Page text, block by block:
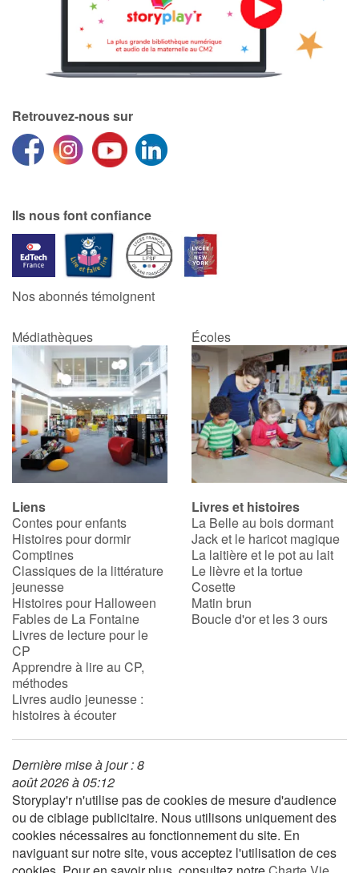
Retrouvez-nous sur
Ils nous font confiance
Nos abonnés témoignent
Médiathèques Écoles
Liens
Contes pour enfants
Histoires pour dormir
Comptines
Classiques de la littérature
jeunesse
Histoires pour Halloween
Fables de La Fontaine
Livres de lecture pour le
CP
Apprendre à lire au CP,
méthodes
Livres audio jeunesse :
histoires à écouter
Livres et histoires
La Belle au bois dormant
Jack et le haricot magique
La laitière et le pot au lait
Le lièvre et la tortue
Cosette
Matin brun
Boucle d'or et les 3 ours
Dernière mise à jour : 8
août 2026 à 05:12
Storyplay'r n'utilise pas de cookies de mesure d'audience
ou de ciblage publicitaire. Nous utilisons uniquement des
cookies nécessaires au fonctionnement du site. En
naviguant sur notre site, vous acceptez l'utilisation de ces